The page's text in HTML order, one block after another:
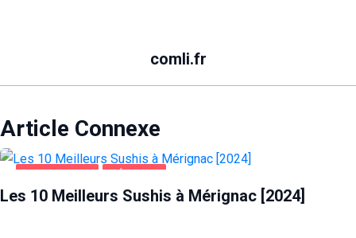
comli.fr
Article Connexe
ALIMENTATION MÉRIGNAC
Les 10 Meilleurs Sushis à Mérignac [2024]